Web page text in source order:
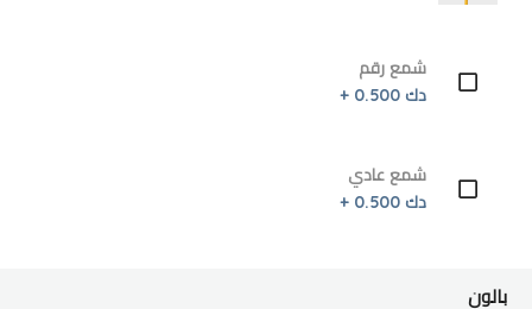
شمع رقم
دك 0.500 +
شمع عادي
دك 0.500 +
بالون